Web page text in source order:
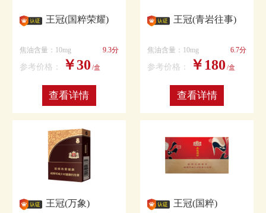
王冠(国粹荣耀)
焦油含量：10mg 9.3分
参考价格： ￥30 /盒
查看详情
王冠(青岩往事)
焦油含量：10mg 6.7分
参考价格： ￥180 /盒
查看详情
王冠(万象) 王冠(国粹)